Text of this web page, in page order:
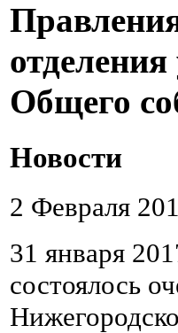
Общего
Новости
2 Февраля
31 января
состоялось